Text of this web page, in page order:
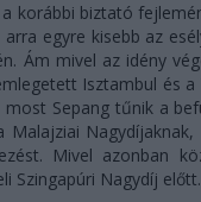
korábbi biztató
egyre kisebb az
Ám mivel az idény
Isztambul és
Sepang tűnik a
Mivel azonban
Szingapúri Nagydíj előtt.